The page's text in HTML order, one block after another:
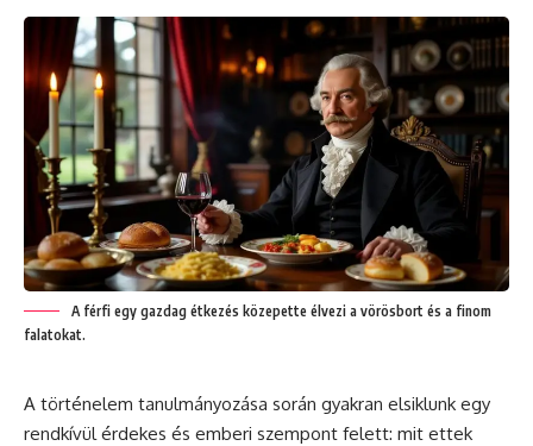
A férfi egy gazdag étkezés közepette élvezi a vörösbort és a finom
falatokat.
A történelem tanulmányozása során gyakran elsiklunk egy
rendkívül érdekes és emberi szempont felett: mit ettek